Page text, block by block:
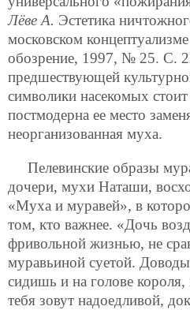
Лёве А. Эстетика
московском
обозрение, 1997, № 25. С.
предшествующей
символики насекомых
постмодерна ее место
неорганизованная муха.
Пелевинские образы
дочери, мухи Наташи,
«Муха и муравей», в
том, кто важнее. «Дочь
фривольной жизнью, не
муравьиной суетой.
сидишь и на голове короля,
тебя зовут надоедливой,